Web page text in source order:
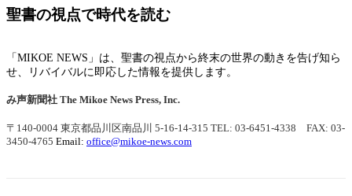
聖書の視点で時代を読む
「MIKOE NEWS」は、聖書の視点から終末の世界の動きを告げ知ら
せ、リバイバルに即応した情報を提供します。
み声新聞社 The Mikoe News Press, Inc.
〒140-0004 東京都品川区南品川 5-16-14-315 TEL: 03-6451-4338 FAX: 03-
3450-4765 Email: office@mikoe-news.com